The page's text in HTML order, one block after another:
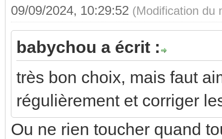
09/09/2024, 10:29:52 (Modification du
babychou a écrit :
très bon choix, mais faut
régulièrement et corriger
Ou ne rien toucher quand